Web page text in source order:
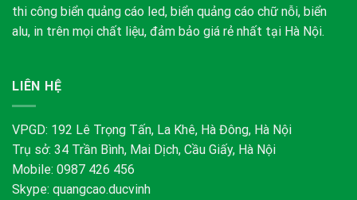
thi công biển quảng cáo led, biển quảng cáo chữ nỗi, biển
alu, in trên mọi chất liệu, đảm bảo giá rẻ nhất tại Hà Nội.
LIÊN HỆ
VPGD: 192 Lê Trọng Tấn, La Khê, Hà Đông, Hà Nội
Trụ sở: 34 Trần Bình, Mai Dịch, Cầu Giấy, Hà Nội
Mobile: 0987 426 456
Skype: quangcao.ducvinh